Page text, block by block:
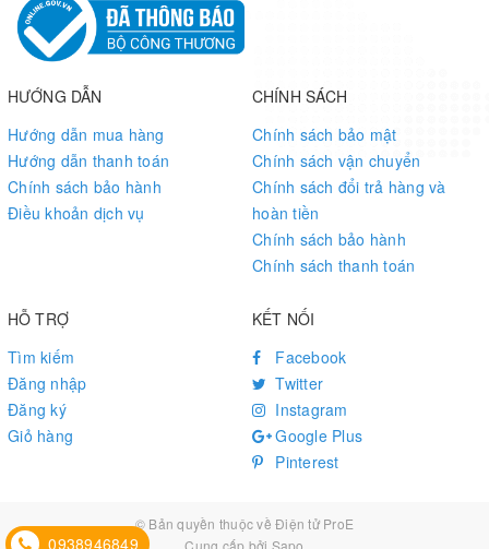
products pageyet, but they appear to be an evolution of their
S76S / S78S LoRa + MCU SiP released in 2016, so the new
modules should have the following features:
MCU – STMicro STM32L073x Arm Cortex M0+ MCU with up to
192 KB of Flash memory and 20 KB of RAM
LoRa
AcSiP S76G – Semtech SX1276 supporting global 868 MHz or
915 MHz ISM-Bands.
AcSiP S78G – Semtech SX1278 supporting global 433 MHz or
I/Os – I2C/SPI/UART/GPIO
Package – 1.3 x 1.1 cm
The company will offers a complete SDK / HDK suite with latter
likely similar to EK-S78S board pictured below but with an extra
GPS antenna or connector.
AcSiP S78S LoRa Development Kit
children and pets tracking and other applications. Availability and
HƯỚNG DẪN
Hướng dẫn mua hàng
Hướng dẫn thanh toán
Chính sách bảo hành
Điều khoản dịch vụ
CHÍNH SÁCH
Chính sách bảo mật
Chính sách vận chuyển
Chính sách đổi trả hàng và
hoàn tiền
Chính sách bảo hành
Chính sách thanh toán
HỖ TRỢ
Tìm kiếm
Đăng nhập
Đăng ký
Giỏ hàng
KẾT NỐI
Facebook
Twitter
Instagram
Google Plus
Pinterest
© Bản quyền thuộc vềĐiện tử ProE
0938946849